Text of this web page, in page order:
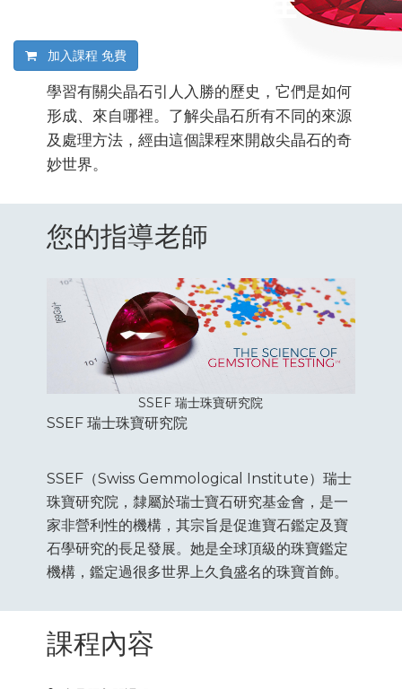
加入課程 免費
學習有關尖晶石引人入勝的歷史，它們是如何
形成、來自哪裡。了解尖晶石所有不同的來源
及處理方法，經由這個課程來開啟尖晶石的奇
妙世界。
您的指導老師
SSEF 瑞士珠寶研究院
SSEF 瑞士珠寶研究院
SSEF（Swiss Gemmological Institute）瑞士
珠寶研究院，隸屬於瑞士寶石研究基金會，是一
家非營利性的機構，其宗旨是促進寶石鑑定及寶
石學研究的長足發展。她是全球頂級的珠寶鑑定
機構，鑑定過很多世界上久負盛名的珠寶首飾。
課程內容